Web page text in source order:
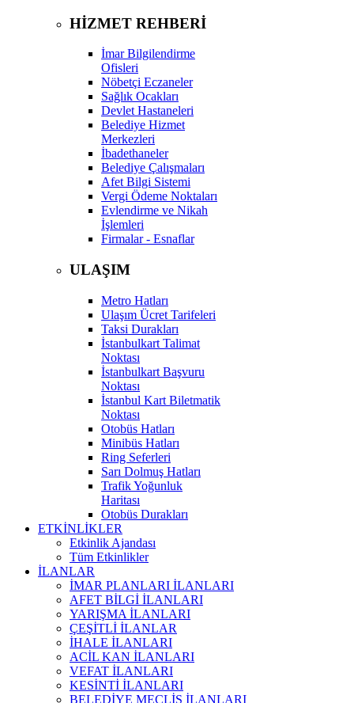
HİZMET REHBERİ
İmar Bilgilendirme
Ofisleri
Nöbetçi Eczaneler
Sağlık Ocakları
Devlet Hastaneleri
Belediye Hizmet
Merkezleri
İbadethaneler
Belediye Çalışmaları
Afet Bilgi Sistemi
Vergi Ödeme Noktaları
Evlendirme ve Nikah
İşlemleri
Firmalar - Esnaflar
ULAŞIM
Metro Hatları
Ulaşım Ücret Tarifeleri
Taksi Durakları
İstanbulkart Talimat
Noktası
İstanbulkart Başvuru
Noktası
İstanbul Kart Biletmatik
Noktası
Otobüs Hatları
Minibüs Hatları
Ring Seferleri
Sarı Dolmuş Hatları
Trafik Yoğunluk
Haritası
Otobüs Durakları
ETKİNLİKLER
Etkinlik Ajandası
Tüm Etkinlikler
İLANLAR
İMAR PLANLARI İLANLARI
AFET BİLGİ İLANLARI
YARIŞMA İLANLARI
ÇEŞİTLİ İLANLAR
İHALE İLANLARI
ACİL KAN İLANLARI
VEFAT İLANLARI
KESİNTİ İLANLARI
BELEDİYE MECLİS İLANLARI